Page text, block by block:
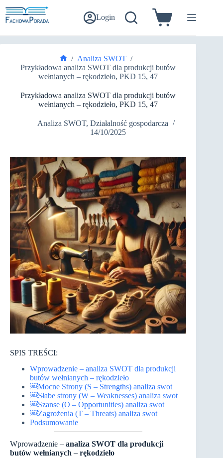
do
treści
Login Koszyk
Strona
główna
/ Analiza SWOT /
Przykładowa analiza SWOT dla produkcji butów
wełnianych – rękodzieło, PKD 15, 47
Przykładowa analiza SWOT dla produkcji butów
wełnianych – rękodzieło, PKD 15, 47
Analiza SWOT, Działalność gospodarcza
14/10/2025
SPIS TREŚCI:
Wprowadzenie – analiza SWOT dla produkcji
butów wełnianych – rękodzieło
￼Mocne Strony (S – Strengths) analiza swot
￼Słabe strony (W – Weaknesses) analiza swot
￼Szanse (O – Opportunities) analiza swot
￼Zagrożenia (T – Threats) analiza swot
Podsumowanie
Wprowadzenie – analiza SWOT dla produkcji
butów wełnianych – rękodzieło